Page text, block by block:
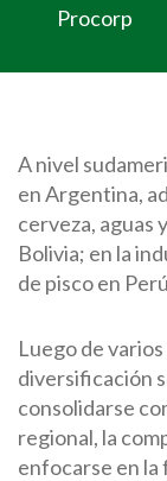
Procorp
A nivel
en Argentina,
cerveza, aguas
Bolivia; en la
de pisco en
Luego de
diversificación
consolidarse
regional, la
enfocarse en la